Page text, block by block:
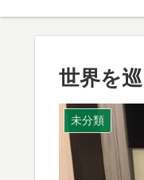
世界を
未分類